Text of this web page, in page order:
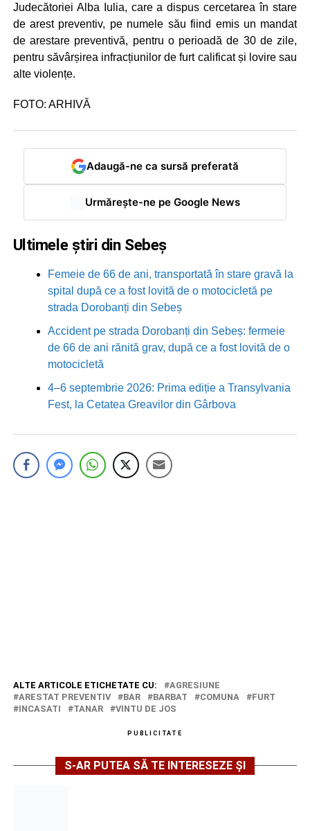
Judecătoriei Alba Iulia, care a dispus cercetarea în stare
de arest preventiv, pe numele său fiind emis un mandat
de arestare preventivă, pentru o perioadă de 30 de zile,
pentru săvârșirea infracțiunilor de furt calificat și lovire sau
alte violențe.
FOTO: ARHIVĂ
Adaugă-ne ca sursă preferată
Urmărește-ne pe Google News
Ultimele știri din Sebeș
Femeie de 66 de ani, transportată în stare gravă la
spital după ce a fost lovită de o motocicletă pe
strada Dorobanți din Sebeș
Accident pe strada Dorobanți din Sebeș: fermeie
de 66 de ani rănită grav, după ce a fost lovită de o
motocicletă
4–6 septembrie 2026: Prima ediție a Transylvania
Fest, la Cetatea Greavilor din Gârbova
ALTE ARTICOLE ETICHETATE CU:
AGRESIUNE
ARESTAT PREVENTIV
BAR BARBAT COMUNA
FURT
INCASATI
TANAR VINTU DE JOS
PUBLICITATE
S-AR PUTEA SĂ TE INTERESEZE ȘI